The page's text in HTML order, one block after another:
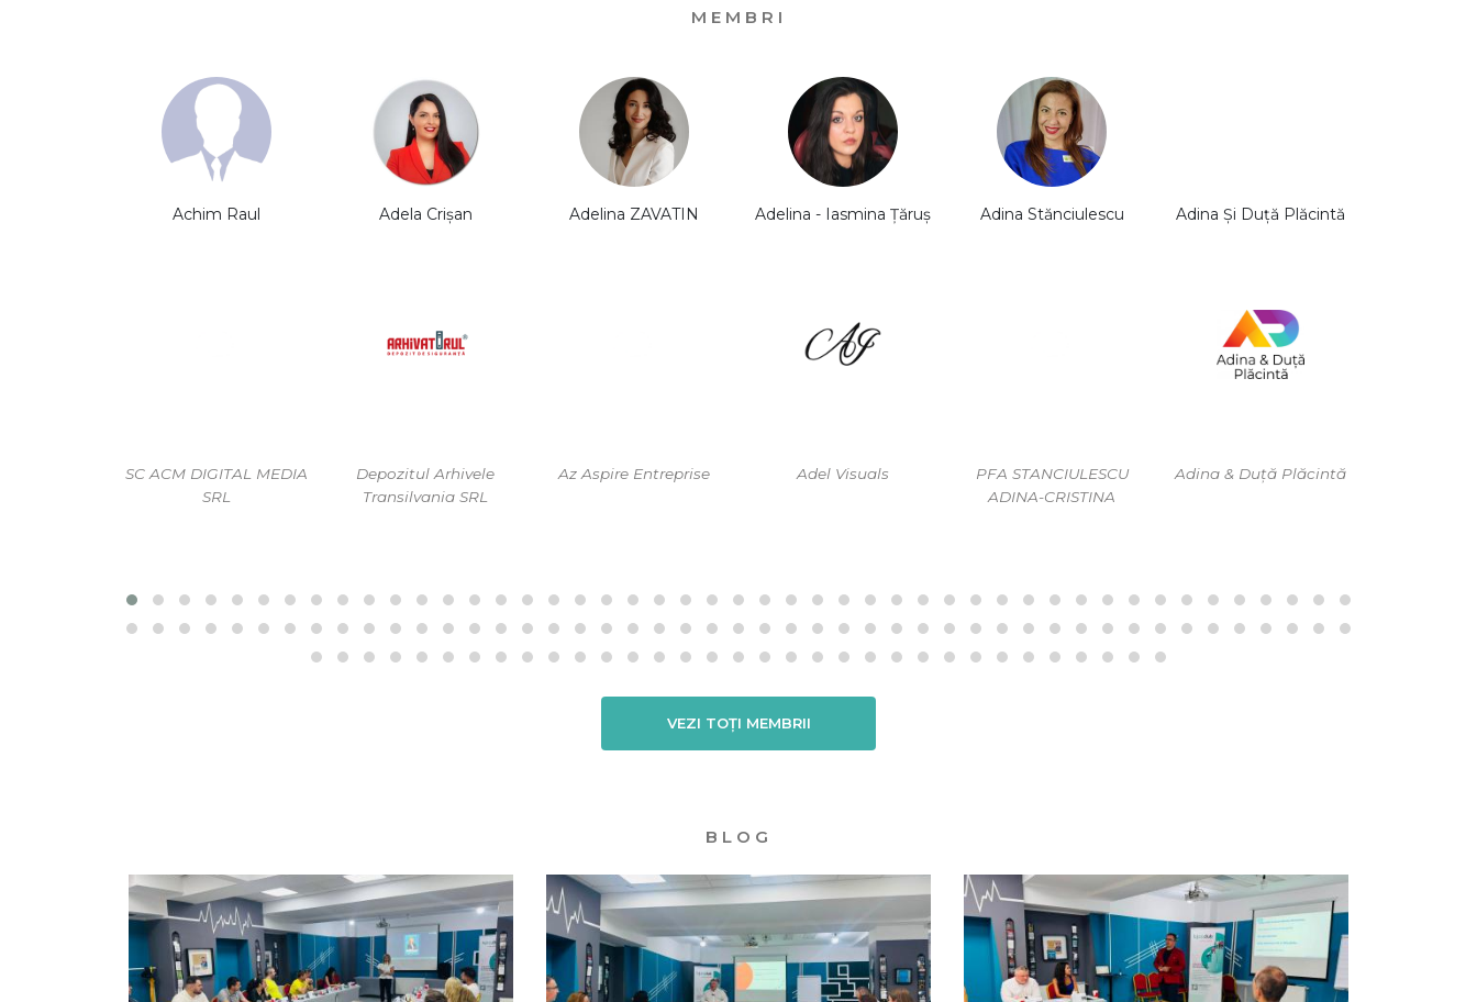
MEMBRI
Achim Raul
SC ACM DIGITAL MEDIA
SRL
Adela Crișan
Depozitul Arhivele
Transilvania SRL
Adelina ZAVATIN
Az Aspire Entreprise
Adelina - Iasmina Țăruș
Adel Visuals
Adina Stănciulescu
PFA STANCIULESCU
ADINA-CRISTINA
Adina Și Duță Plăcintă
Adina & Duță Plăcintă
VEZI TOȚI MEMBRII
BLOG